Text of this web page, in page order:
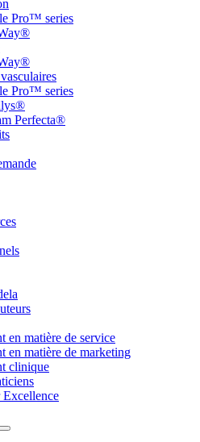
Pro™ series
Pro™ series
Perfecta®
en matière de service
en matière de marketing
clinique